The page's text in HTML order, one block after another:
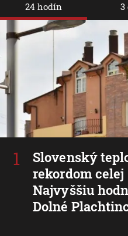
24 hodín
Slovenský
rekordom
Najvyššiu
Dolné
3